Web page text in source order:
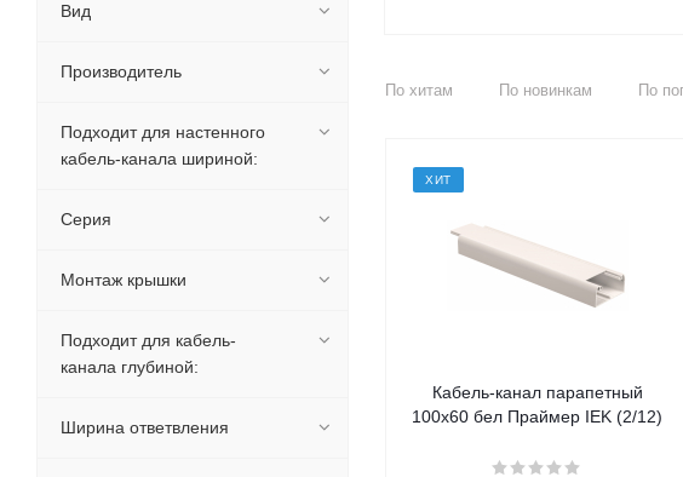
По хитам По новинкам По
ХИТ
Кабель-канал парапетный
100х60 бел Праймер IEK (2/12)
Вид
Производитель
Подходит для настенного
кабель-канала шириной:
Серия
Монтаж крышки
Подходит для кабель-
канала глубиной:
Ширина ответвления